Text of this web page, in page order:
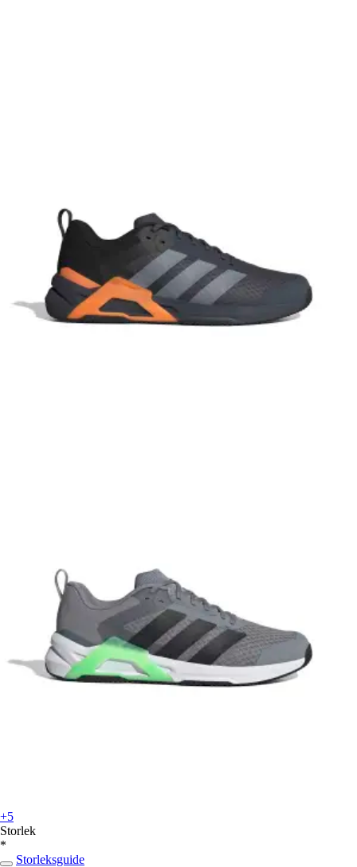
+5
Storlek
*
Storleksguide